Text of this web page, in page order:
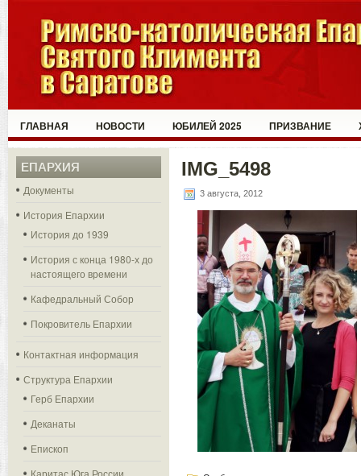
ГЛАВНАЯ НОВОСТИ ЮБИЛЕЙ 2025 ПРИЗВАНИЕ
ЕПАРХИЯ
Документы
История Епархии
История до 1939
История с конца 1980-х до
настоящего времени
Кафедральный Собор
Покровитель Епархии
Контактная информация
Структура Епархии
Герб Епархии
Деканаты
Епископ
Каритас Юга России
IMG_5498
3 августа, 2012